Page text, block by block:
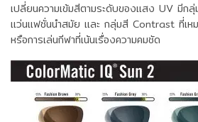
เปลี่ยนความเข้มสีตามระดับของแสง UV มีก
แว่นแฟชั่นนำสมัย และ กลุ่มสี Contrast ที่เห
หรือการเล่นกีฬาที่เน้นเรื่องความคมชัด